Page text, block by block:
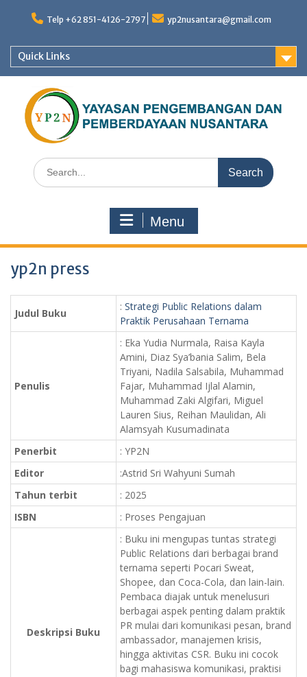
Telp +62 851-4126-2797 yp2nusantara@gmail.com
Quick Links
Search
for:
Menu
yp2n press
Judul Buku
: Strategi Public Relations dalam
Praktik Perusahaan Ternama
Penulis
: Eka Yudia Nurmala, Raisa Kayla
Amini, Diaz Sya’bania Salim, Bela
Triyani, Nadila Salsabila, Muhammad
Fajar, Muhammad Ijlal Alamin,
Muhammad Zaki Algifari, Miguel
Lauren Sius, Reihan Maulidan, Ali
Alamsyah Kusumadinata
Penerbit
: YP2N
Editor
:Astrid Sri Wahyuni Sumah
Tahun terbit
: 2025
ISBN
: Proses Pengajuan
Deskripsi Buku
: Buku ini mengupas tuntas strategi
Public Relations dari berbagai brand
ternama seperti Pocari Sweat,
Shopee, dan Coca-Cola, dan lain-lain.
Pembaca diajak untuk menelusuri
berbagai aspek penting dalam praktik
PR mulai dari komunikasi pesan, brand
ambassador, manajemen krisis,
hingga aktivitas CSR. Buku ini cocok
bagi mahasiswa komunikasi, praktisi